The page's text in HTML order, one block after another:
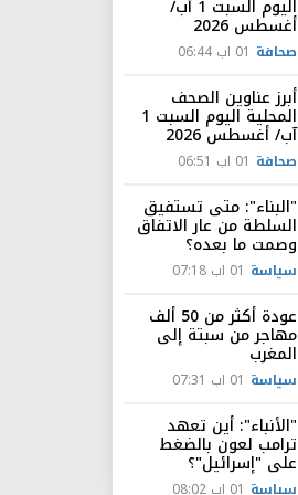
اليوم السبت 1 آب/
أغسطس 2026
صحافة 01 اب 06:44
أبرز عناوين الصحف
المحلية اليوم السبت 1
آب/ أغسطس 2026
صحافة 01 اب 06:51
"البناء": متى تستفيق
السلطة من عار الاتفاق
وصمت ما بعده؟
سياسة 01 اب 07:18
عودة أكثر من 50 ألف
مهاجر من سبتة إلى
المغرب
سياسة 01 اب 07:31
"الأنباء": أين تعهد
ترامب لعون بالضغط
على "إسرائيل"؟
سياسة 01 اب 08:02